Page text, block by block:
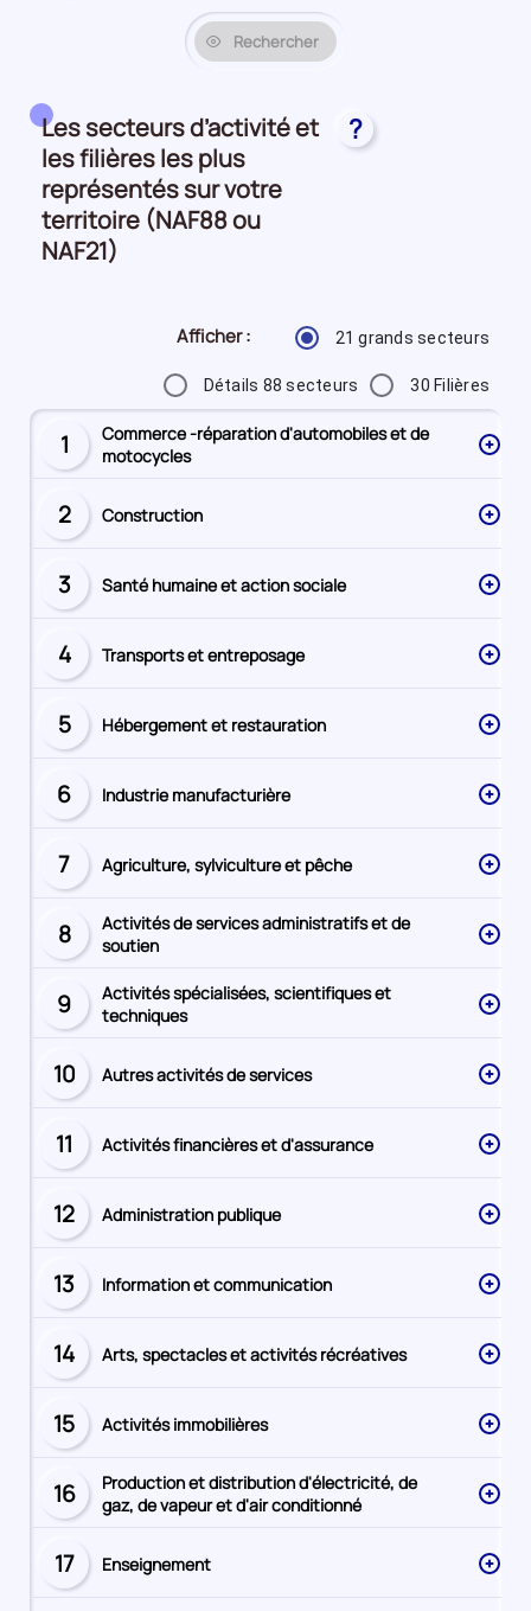
Rechercher
Les secteurs d’activité et
les filières les plus
représentés sur votre
territoire (NAF88 ou
NAF21)
?
Afficher : 21 grands secteurs
Détails 88 secteurs 30 Filières
Secteur
numéro
1
Commerce -réparation d'automobiles et de
motocycles
Secteur
numéro
2 Construction
Secteur
numéro
3 Santé humaine et action sociale
Secteur
numéro
4 Transports et entreposage
Secteur
numéro
5 Hébergement et restauration
Secteur
numéro
6 Industrie manufacturière
Secteur
numéro
7 Agriculture, sylviculture et pêche
Secteur
numéro
8
Activités de services administratifs et de
soutien
Secteur
numéro
9
Activités spécialisées, scientifiques et
techniques
Secteur
numéro
10 Autres activités de services
Secteur
numéro
11 Activités financières et d'assurance
Secteur
numéro
12 Administration publique
Secteur
numéro
13 Information et communication
Secteur
numéro
14 Arts, spectacles et activités récréatives
Secteur
numéro
15 Activités immobilières
Secteur
numéro
16
Production et distribution d'électricité, de
gaz, de vapeur et d'air conditionné
Secteur
numéro
17 Enseignement